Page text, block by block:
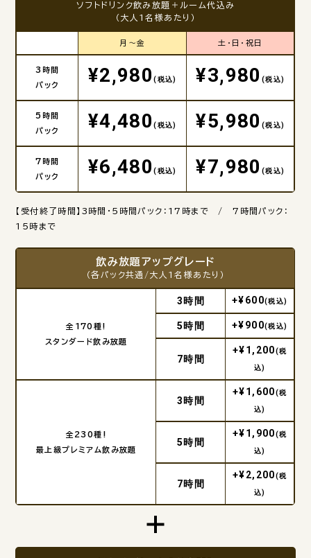
ソフトドリンク飲み放題＋ルーム代込み
（大人1名様あたり）
月～金 土・日・祝日
3時間
パック
¥2,980(税込) ¥3,980 (税込)
5時間
パック
¥4,480(税込) ¥5,980 (税込)
7時間
パック
¥6,480(税込) ¥7,980 (税込)
【受付終了時間】3時間・5時間パック：17時まで / 7時間パック：
15時まで
飲み放題アップグレード
（各パック共通/大人1名様あたり）
全170種!
スタンダード飲み放題
3時間 +¥600(税込)
5時間 +¥900(税込)
7時間
+¥1,200(税
込)
全230種!
最上級プレミアム飲み放題
3時間
+¥1,600(税
込)
5時間
+¥1,900(税
込)
7時間
+¥2,200(税
込)